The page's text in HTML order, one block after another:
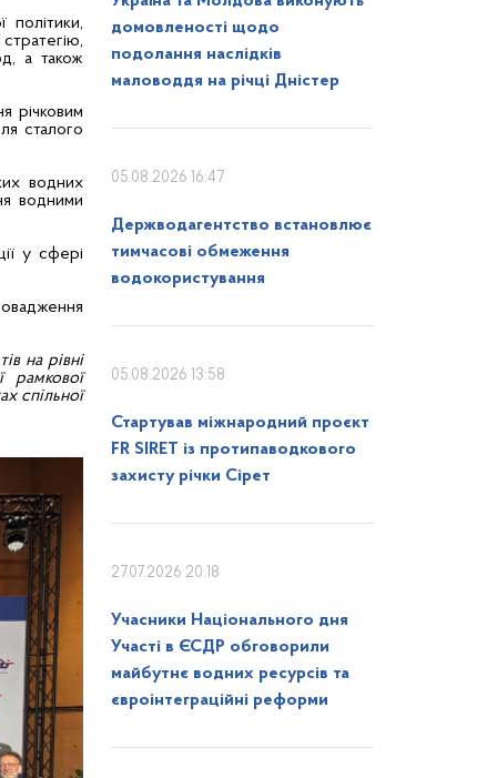
політики,
а також
річковим
сталого
водних
водними
у сфері
на рівні
рамкової
спільної
домовленості щодо
подолання наслідків
маловоддя на річці Дністер
05.08.2026 16:47
Держводагентство встановлює
тимчасові обмеження
водокористування
05.08.2026 13:58
Стартував міжнародний проєкт
FR SIRET із протипаводкового
захисту річки Сірет
27.07.2026 20:18
Учасники Національного дня
Участі в ЄСДР обговорили
майбутнє водних ресурсів та
євроінтеграційні реформи